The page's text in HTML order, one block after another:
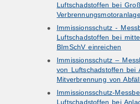
Luftschadstoffen bei
Immissionsschutz -
Luftschadstoffen bei
BImSchV einreichen
Immissionsschutz –
von Luftschadstoffen bei
Mitverbrennung von
Immissionsschutz-
Luftschadstoffen bei